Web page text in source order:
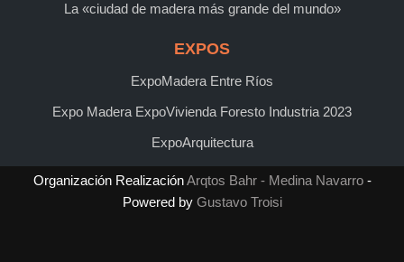
La «ciudad de madera más grande del mundo»
EXPOS
ExpoMadera Entre Ríos
Expo Madera ExpoVivienda Foresto Industria 2023
ExpoArquitectura
Organización RealizaciónArqtos Bahr - Medina Navarro-
Powered by Gustavo Troisi